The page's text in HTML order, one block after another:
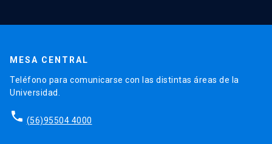
MESA CENTRAL
Teléfono para comunicarse con las distintas áreas de la
Universidad.
phone (56)95504 4000